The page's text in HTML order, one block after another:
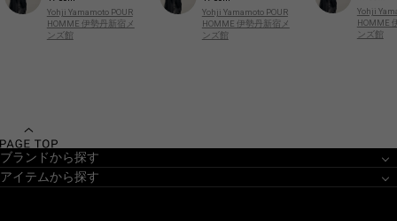
Yohji Yamamoto POUR
HOMME 伊勢丹新宿メ
ンズ館
Yohji Yamamoto POUR
HOMME 伊勢丹新宿メ
ンズ館
Yohji
HOMME
ンズ館
ブランドから探す
アイテムから探す